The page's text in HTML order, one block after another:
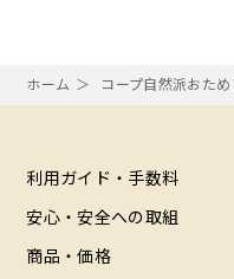
ホーム コープ自然派おた
利用ガイド・手数料
安心・安全への取組
商品・価格